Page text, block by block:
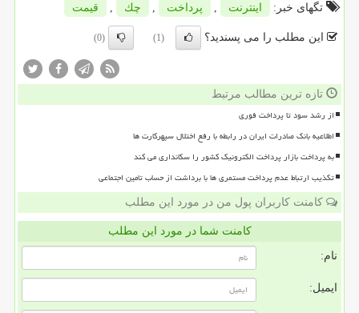
تگهای خبر:
اینترنت , پرداخت , چك , قیمت
این مطلب را می پسندید؟ (1)
(0)
تازه ترین مطالب مرتبط
از رشد سود تا پرداخت فوری
اطلاعیه بانک صادرات ایران در رابطه با رفع اختلال سپهرکارت ها
به پرداخت بازار پرداخت الکترونیک کشور را سکانداری می کند
تکذیب ارتباط عدم پرداخت مستمری ها با برداشت از حساب تامین اجتماعی
کامنت کاربران پول من در مورد این مطلب
کامنت شما در مورد این مطلب
نام:
ایمیل: